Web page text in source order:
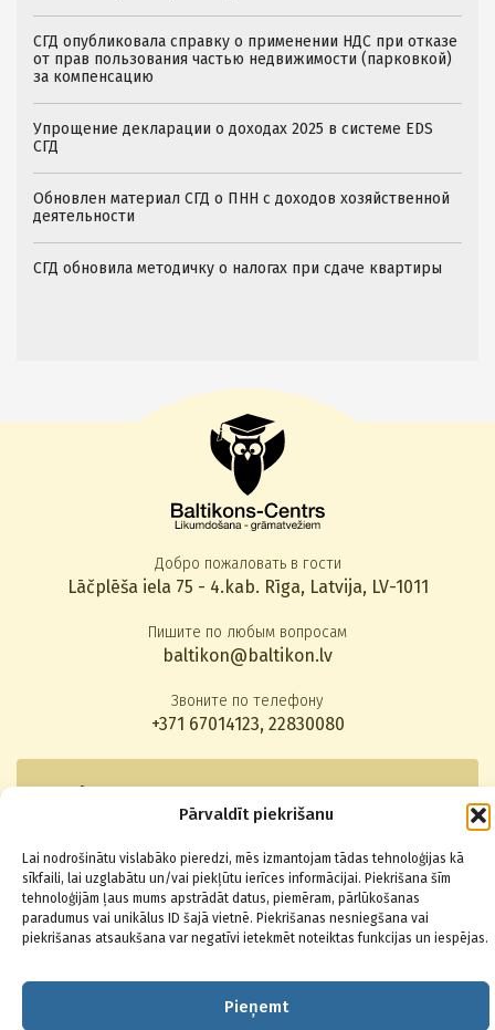
Pārvaldīt piekrišanu
Lai nodrošinātu vislabāko pieredzi, mēs izmantojam tādas tehnoloģijas kā
sīkfaili, lai uzglabātu un/vai piekļūtu ierīces informācijai. Piekrišana šīm
tehnoloģijām ļaus mums apstrādāt datus, piemēram, pārlūkošanas
paradumus vai unikālus ID šajā vietnē. Piekrišanas nesniegšana vai
piekrišanas atsaukšana var negatīvi ietekmēt noteiktas funkcijas un iespējas.
Pieņemt
СГД опубликовала справку о применении НДС при отказе
от прав пользования частью недвижимости (парковкой)
за компенсацию
Упрощение декларации о доходах 2025 в системе EDS
СГД
Обновлен материал СГД о ПНН с доходов хозяйственной
деятельности
СГД обновила методичку о налогах при сдаче квартиры
Добро пожаловать в гости
Lāčplēša iela 75 - 4.kab. Rīga, Latvija, LV-1011
Пишите по любым вопросам
baltikon@baltikon.lv
Звоните по телефону
+371 67014123, 22830080
Подписаться на новости
© 2026 Baltikons - Centrs